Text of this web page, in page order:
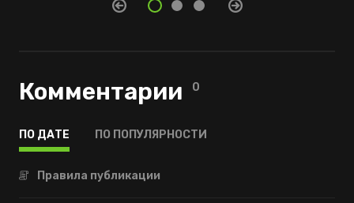
Комментарии 0
ПО ДАТЕ ПО ПОПУЛЯРНОСТИ
Правила публикации